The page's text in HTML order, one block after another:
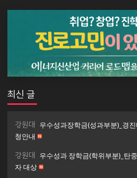
최신 글
강원대
우수성과장학금(성과부분)_경
청안내
강원대
우수성과 장학금(학위부분)_탄
자 대상